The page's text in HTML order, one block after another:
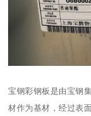
宝钢彩钢板是由宝钢
材作为基材，经过表